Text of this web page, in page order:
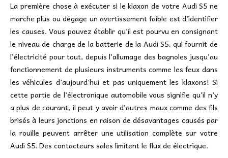
La première chose à exécuter si le klaxon de votre Audi S5 ne
marche plus ou dégage un avertissement faible est d’identifier
les causes. Vous pouvez établir qu’il est pourvu en consignant
le niveau de charge de la batterie de la Audi S5, qui fournit de
l’électricité pour tout, depuis l’allumage des bagnoles jusqu’au
fonctionnement de plusieurs instruments comme les feux dans
les véhicules d’aujourd’hui et pas uniquement les klaxons! Si
cette partie de l’électronique automobile vous signifie qu’il n’y
a plus de courant, il peut y avoir d’autres maux comme des fils
brisés à leurs jonctions en raison de désavantages causés par
la rouille peuvent arrêter une utilisation complète sur votre
Audi S5. Des contacteurs sales limitent le flux de électrique.